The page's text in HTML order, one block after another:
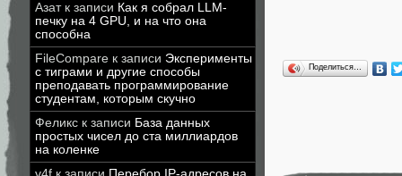
Азатк записи Как я собрал LLM-
печку на 4 GPU, и на что она
способна
FileCompare к записи Эксперименты
с тиграми и другие способы
преподавать программирование
студентам, которым скучно
Феликс к записи База данных
простых чисел до ста миллиардов
на коленке
Поделиться…